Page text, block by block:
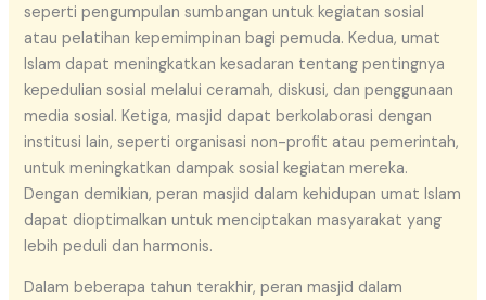
seperti pengumpulan sumbangan untuk kegiatan sosial
atau pelatihan kepemimpinan bagi pemuda. Kedua, umat
Islam dapat meningkatkan kesadaran tentang pentingnya
kepedulian sosial melalui ceramah, diskusi, dan penggunaan
media sosial. Ketiga, masjid dapat berkolaborasi dengan
institusi lain, seperti organisasi non-profit atau pemerintah,
untuk meningkatkan dampak sosial kegiatan mereka.
Dengan demikian, peran masjid dalam kehidupan umat Islam
dapat dioptimalkan untuk menciptakan masyarakat yang
lebih peduli dan harmonis.
Dalam beberapa tahun terakhir, peran masjid dalam